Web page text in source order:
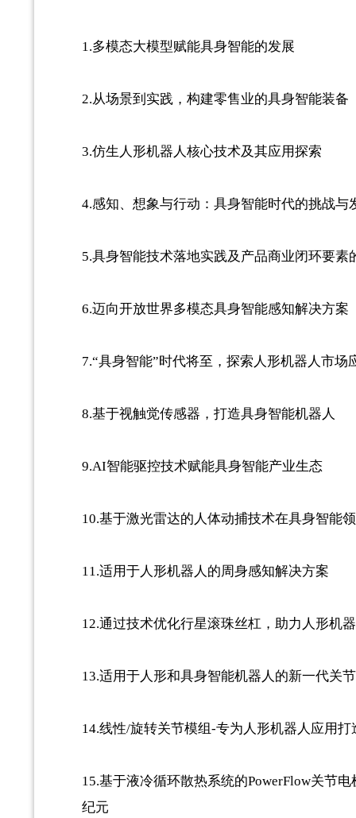
1.多模态大模型赋能具身智能的发展
2.从场景到实践，构建零售业的具身智能装备
3.仿生人形机器人核心技术及其应用探索
4.感知、想象与行动：具身智能时代的挑战与
5.具身智能技术落地实践及产品商业闭环要素
6.迈向开放世界多模态具身智能感知解决方案
7.“具身智能”时代将至，探索人形机器人市场
8.基于视触觉传感器，打造具身智能机器人
9.AI智能驱控技术赋能具身智能产业生态
10.基于激光雷达的人体动捕技术在具身智能
11.适用于人形机器人的周身感知解决方案
12.通过技术优化行星滚珠丝杠，助力人形机
13.适用于人形和具身智能机器人的新一代关
14.线性/旋转关节模组-专为人形机器人应用
15.基于液冷循环散热系统的PowerFlow关节
纪元